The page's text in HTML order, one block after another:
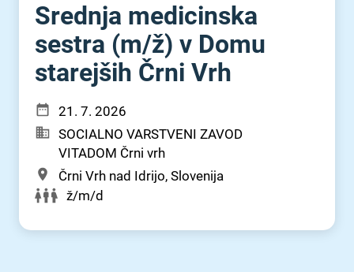
Srednja medicinska
sestra (m⁠/⁠ž) v Domu
starejših Črni Vrh
21. 7. 2026
SOCIALNO VARSTVENI ZAVOD
VITADOM Črni vrh
Črni Vrh nad Idrijo, Slovenija
ž/m/d